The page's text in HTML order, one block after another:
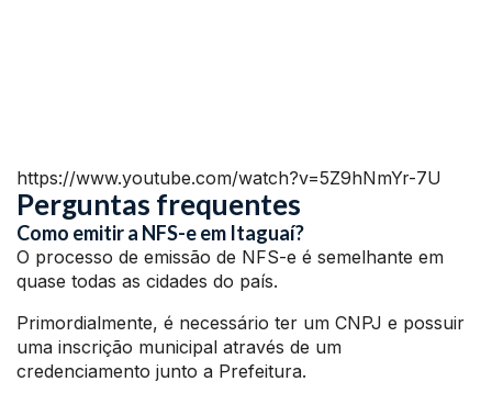
https://www.youtube.com/watch?v=5Z9hNmYr-7U
Perguntas frequentes
Como emitir a NFS-e em Itaguaí?
O processo de emissão de NFS-e é semelhante em
quase todas as cidades do país.
Primordialmente, é necessário ter um CNPJ e possuir
uma inscrição municipal através de um
credenciamento junto a Prefeitura.